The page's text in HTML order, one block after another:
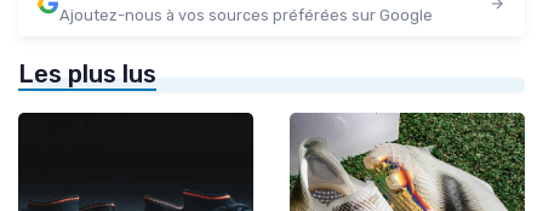
Ajoutez-nous à vos sources préférées sur Google
Les plus lus